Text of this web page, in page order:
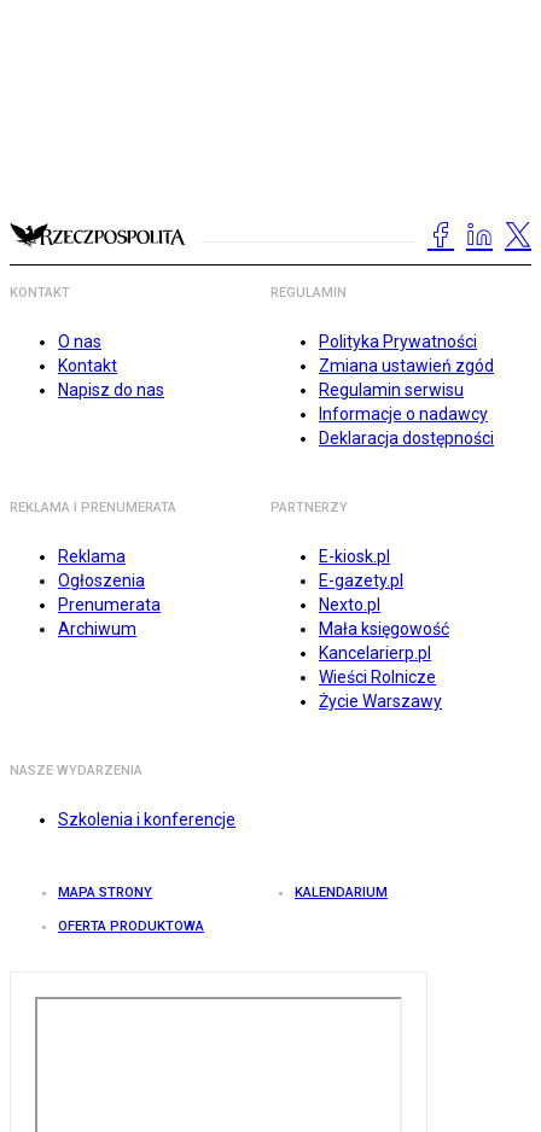
KONTAKT
O nas
Kontakt
Napisz do nas
REGULAMIN
Polityka Prywatności
Zmiana ustawień zgód
Regulamin serwisu
Informacje o nadawcy
Deklaracja dostępności
REKLAMA I PRENUMERATA
Reklama
Ogłoszenia
Prenumerata
Archiwum
PARTNERZY
E-kiosk.pl
E-gazety.pl
Nexto.pl
Mała księgowość
Kancelarierp.pl
Wieści Rolnicze
Życie Warszawy
NASZE WYDARZENIA
Szkolenia i konferencje
MAPA STRONY KALENDARIUM
OFERTA PRODUKTOWA